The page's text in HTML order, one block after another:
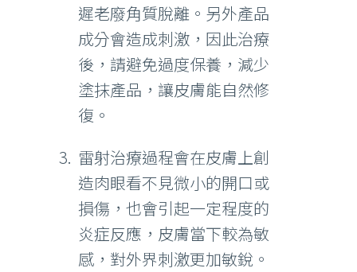
遲老廢角質脫離。另外產品
成分會造成刺激，因此治療
後，請避免過度保養，減少
塗抹產品，讓皮膚能自然修
復。
雷射治療過程會在皮膚上創
造肉眼看不見微小的開口或
損傷，也會引起一定程度的
炎症反應，皮膚當下較為敏
感，對外界刺激更加敏銳。